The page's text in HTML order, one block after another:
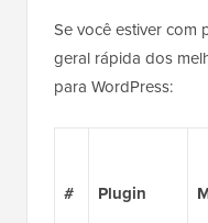
Se você estiver com
geral rápida dos
para WordPress:
# Plugin